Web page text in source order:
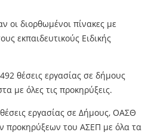
θέσεις εργασίας σε δήμους
με όλες τις προκηρύξεις.
εργασίας σε Δήμους, ΟΑΣΘ
προκηρύξεων του ΑΣΕΠ με όλα τα